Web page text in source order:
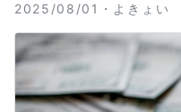
2025/08/01・ よきょい